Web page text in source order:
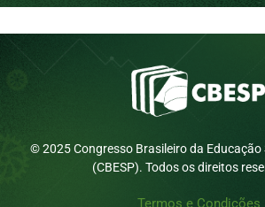
© 2025 Congresso Brasileiro da
(CBESP). Todos os direitos